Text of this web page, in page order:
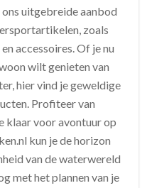
uitgebreide aanbod
zoals
accessoires. Of je nu
wilt genieten van
hier vind je geweldige
Profiteer van
klaar voor avontuur op
kun je de horizon
van de waterwereld
met het plannen van je